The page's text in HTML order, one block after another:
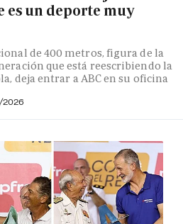
es un deporte muy
de 400 metros, figura de la
que está reescribiendo la
deja entrar a ABC en su oficina